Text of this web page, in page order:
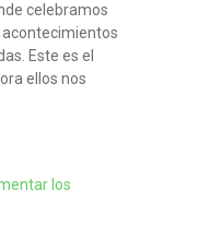
celebramos
Este es el
ellos nos
los